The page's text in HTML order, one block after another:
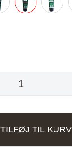
TILFØJ TIL KURV